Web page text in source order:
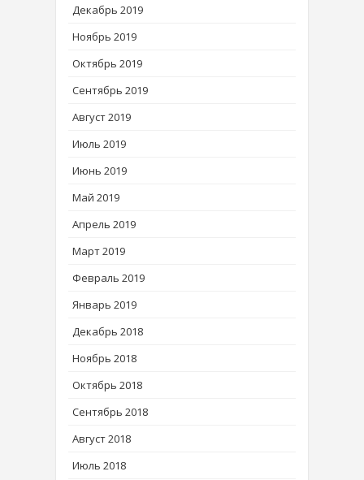
Декабрь 2019
Ноябрь 2019
Октябрь 2019
Сентябрь 2019
Август 2019
Июль 2019
Июнь 2019
Май 2019
Апрель 2019
Март 2019
Февраль 2019
Январь 2019
Декабрь 2018
Ноябрь 2018
Октябрь 2018
Сентябрь 2018
Август 2018
Июль 2018